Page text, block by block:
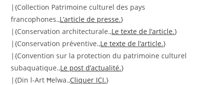
|{Collection Patrimoine culturel des pays
francophones.,L’article de presse.}
|{Conservation architecturale.,Le texte de l’article.}
|{Conservation préventive.,Le texte de l’article.}
|{Convention sur la protection du patrimoine culturel
subaquatique.,Le post d’actualité.}
|{Din l-Art Ħelwa.,Cliquer ICI.}